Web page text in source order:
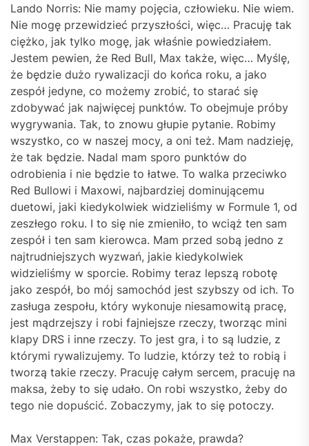
Lando Norris: Nie mamy pojęcia, człowieku. Nie wiem.
Nie mogę przewidzieć przyszłości, więc… Pracuję tak
ciężko, jak tylko mogę, jak właśnie powiedziałem.
Jestem pewien, że Red Bull, Max także, więc… Myślę,
że będzie dużo rywalizacji do końca roku, a jako
zespół jedyne, co możemy zrobić, to starać się
zdobywać jak najwięcej punktów. To obejmuje próby
wygrywania. Tak, to znowu głupie pytanie. Robimy
wszystko, co w naszej mocy, a oni też. Mam nadzieję,
że tak będzie. Nadal mam sporo punktów do
odrobienia i nie będzie to łatwe. To walka przeciwko
Red Bullowi i Maxowi, najbardziej dominującemu
duetowi, jaki kiedykolwiek widzieliśmy w Formule 1, od
zeszłego roku. I to się nie zmieniło, to wciąż ten sam
zespół i ten sam kierowca. Mam przed sobą jedno z
najtrudniejszych wyzwań, jakie kiedykolwiek
widzieliśmy w sporcie. Robimy teraz lepszą robotę
jako zespół, bo mój samochód jest szybszy od ich. To
zasługa zespołu, który wykonuje niesamowitą pracę,
jest mądrzejszy i robi fajniejsze rzeczy, tworząc mini
klapy DRS i inne rzeczy. To jest gra, i to są ludzie, z
którymi rywalizujemy. To ludzie, którzy też to robią i
tworzą takie rzeczy. Pracuję całym sercem, pracuję na
maksa, żeby to się udało. On robi wszystko, żeby do
tego nie dopuścić. Zobaczymy, jak to się potoczy.
Max Verstappen: Tak, czas pokaże, prawda?